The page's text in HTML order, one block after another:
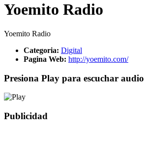
Yoemito Radio
Yoemito Radio
Categoria: Digital
Pagina Web: http://yoemito.com/
Presiona Play para escuchar audio
Publicidad